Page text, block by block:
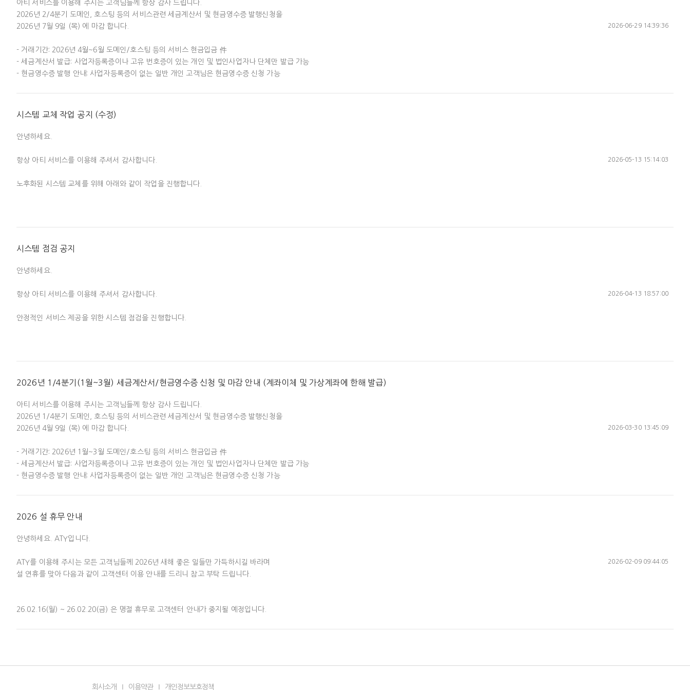
아티 서비스를 이용해 주시는 고객님들께 항상 감사 드립니다.
2026년 2/4분기 도메인, 호스팅 등의 서비스관련 세금계산서 및 현금영수증 발행신청을
2026년 7월 9일 (목) 에 마감 합니다.
- 거래기간: 2026년 4월~6월 도메인/호스팅 등의 서비스 현금입금 件
- 세금계산서 발급: 사업자등록증이나 고유 번호증이 있는 개인 및 법인사업자나 단체만 발급 가능
- 현금영수증 발행 안내: 사업자등록증이 없는 일반 개인 고객님은 현금영수증 신청 가능
이후에는 국세청의 전자세금계산서 교부 기한이 지나 교부지연 문서로 가산세 대상이 됩니다.
이에 어떠한 경우에라도 2026년 2/4분기 이전의 세금계산서 발행이 되지 않으니,
2026년 7월 9일 (목) 이전에 필히 신청하여 주시기 바랍니다.
(10일이 휴일인 경우 다음 영업일에 발행)
[세금계산서 발급관련 알림사항]
- 신청확인 후, 확인된 내역은 신청 시 기재 된 ‘이메일’을 통해 전자세금계산서 발급
휴대폰 소액 결제의 경우, 통신요금 납부 수단에 따라 현금영수증 발급 여부가 결정되니 각 이동통신사를 통해 확인 가능합니다.
3. 실시간 계좌이체나 무통장 (가상계좌) 결제 시, 소득 공제용이나 지출증빙용을 발급 받으신 경우,
*현금 결제 (계좌이체 및 가상계좌) : 계산서 및 현금영수증 발급 가능
*휴대폰 소액 결제 : 이동통신사 통신요금 납부 방법에 따라 카드 전표 혹은 현금영수증 가능
이외에도 궁금하신 내용은 1:1 문의 혹은 고객센터로 연락 주시면 안내해 드리도록 하겠습니다.
2026-06-29 14:39:36
시스템 교체 작업 공지 (수정)
안녕하세요.
항상 아티 서비스를 이용해 주셔서 감사합니다.
노후화된 시스템 교체를 위해 아래와 같이 작업을 진행합니다.
* 영향: 전체 사이트 접근 제한 / www.aty.kr 사이트 이용 제한
* 점검 시간 중 여러 차례 사이트 접근이 되지 않을 수 있습니다.
2026-05-13 15:14:03
시스템 점검 공지
안녕하세요.
항상 아티 서비스를 이용해 주셔서 감사합니다.
안정적인 서비스 제공을 위한 시스템 점검을 진행합니다.
* 영향: 전체 사이트 접근 제한 / www.aty.kr 사이트 이용 제한
* 점검 시간 중 여러 차례 사이트 접근이 되지 않을 수 있습니다.
감사합니다.
2026-04-13 18:57:00
2026년 1/4분기(1월~3월) 세금계산서/현금영수증 신청 및 마감 안내 (계좌이체 및 가상계좌에 한해 발급)
아티 서비스를 이용해 주시는 고객님들께 항상 감사 드립니다.
2026년 1/4분기 도메인, 호스팅 등의 서비스관련 세금계산서 및 현금영수증 발행신청을
2026년 4월 9일 (목) 에 마감 합니다.
- 거래기간: 2026년 1월~3월 도메인/호스팅 등의 서비스 현금입금 件
- 세금계산서 발급: 사업자등록증이나 고유 번호증이 있는 개인 및 법인사업자나 단체만 발급 가능
- 현금영수증 발행 안내: 사업자등록증이 없는 일반 개인 고객님은 현금영수증 신청 가능
이후에는 국세청의 전자세금계산서 교부 기한이 지나 교부지연 문서로 가산세 대상이 됩니다.
이에 어떠한 경우에라도 2026년 1/4분기 이전의 세금계산서 발행이 되지 않으니,
2026년 4월 9일 (목) 이전에 필히 신청하여 주시기 바랍니다.
(10일이 휴일인 경우 다음 영업일에 발행)
---------------------------------------------------------------------------------------
1. 세금계산서 및 현금영수증 신청 방법
- 신청확인 후, 확인된 내역은 신청 시 기재 된 ‘이메일’을 통해 전자세금계산서 발급
2. 신용카드로 결제하시는 경우 세금계산서가 별도로 발급되지 않으며 신용카드 매출전표가 세금계산서를 대체합니다. 카드영수증은 사이트 내 [결제] - [처리상태] 에서 발급 가능합니다.
2026-03-30 13:45:09
2026 설 휴무 안내
안녕하세요. ATY입니다.
ATY를 이용해 주시는 모든 고객님들께 2026년 새해 좋은 일들만 가득하시길 바라며
설 연휴를 맞아 다음과 같이 고객센터 이용 안내를 드리니 참고 부탁 드립니다.
26.02.16(월) ~ 26.02.20(금) 은 명절 휴무로 고객센터 안내가 중지될 예정입니다.
2026-02-09 09:44:05
회사소개 이용약관 개인정보보호정책